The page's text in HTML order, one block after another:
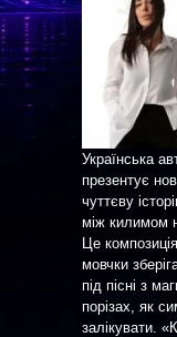
Українська
презентує
чуттєву
між килимом
Це
мовчки
під пісні з
порізах, як
залікувати.